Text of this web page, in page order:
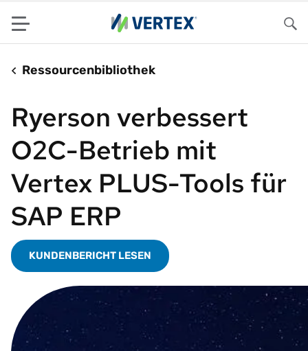
Menu
Ressourcenbibliothek
Ryerson verbessert
O2C-Betrieb mit
Vertex PLUS-Tools für
SAP ERP
KUNDENBERICHT LESEN